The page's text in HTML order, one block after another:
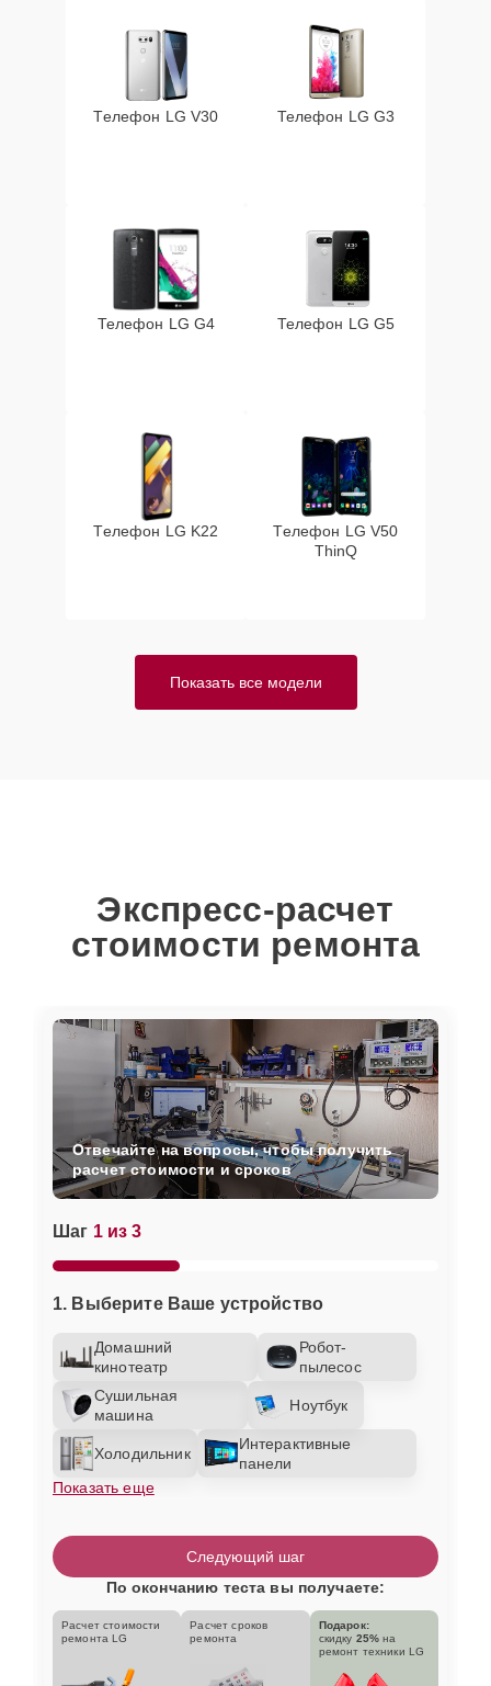
Телефон LG V30 Телефон LG G3
Телефон LG G4 Телефон LG G5
Телефон LG K22
Телефон LG V50
ThinQ
Показать все модели
Экспресс-расчет
стоимости ремонта
Шаг 1 из 3
1. Выберите Ваше устройство
Домашний
кинотеатр
Робот-
пылесос
Сушильная
машина
Ноутбук
Холодильник
Интерактивные
панели
Показать еще
Отвечайте на вопросы, чтобы получить
расчет стоимости и сроков
Следующий шаг
По окончанию теста вы получаете:
Расчет стоимости
ремонта LG
Расчет сроков
ремонта
Подарок:
скидку 25% на
ремонт техники LG